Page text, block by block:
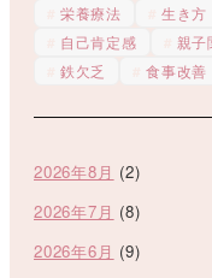
栄養療法
生き方
自己肯定感
親子
鉄欠乏
食事改善
2026年8月 (2)
2026年7月 (8)
2026年6月 (9)